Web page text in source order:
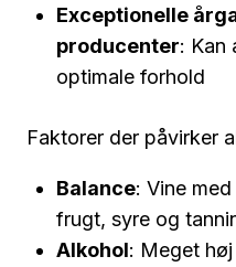
Exceptionelle
producenter: Kan
optimale forhold
Faktorer der påvirker
Balance: Vine
frugt, syre og
Alkohol: Meget